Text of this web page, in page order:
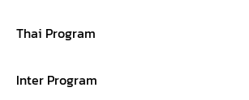
Thai Program
Inter Program